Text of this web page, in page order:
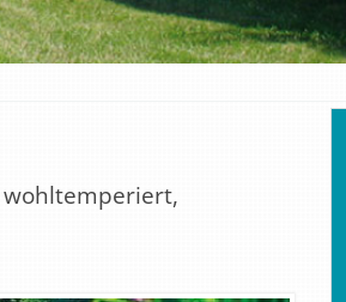
wohltemperiert,